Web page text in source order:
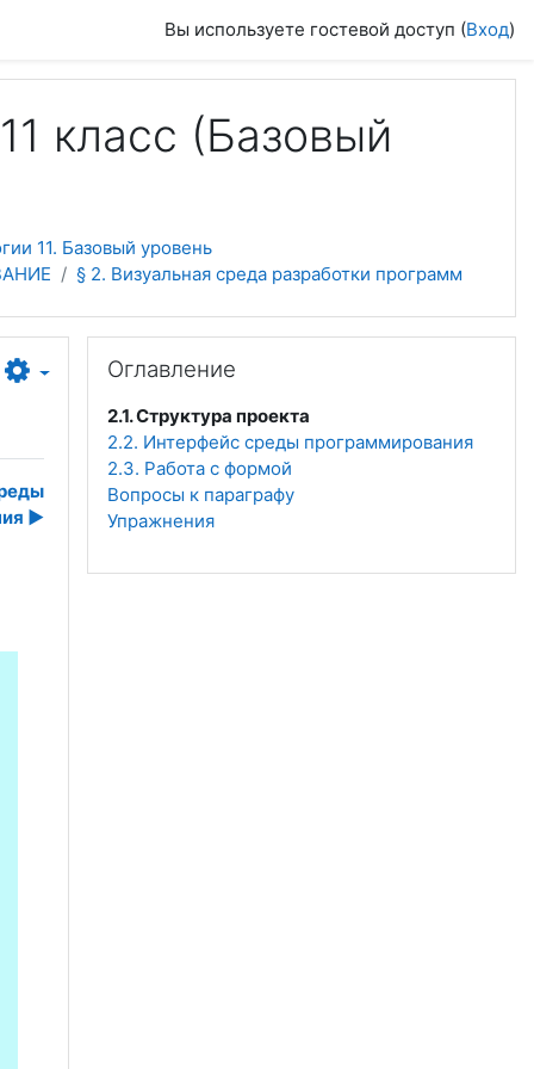
Вы используете гостевой доступ (Вход)
класс (Базовый
11. Базовый уровень
§ 2. Визуальная среда разработки программ
▶︎
Оглавление
2.1. Структура проекта
2.2. Интерфейс среды программирования
2.3. Работа с формой
Вопросы к параграфу
Упражнения